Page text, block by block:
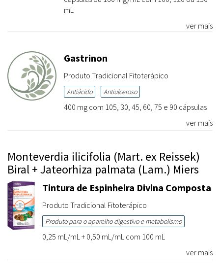
mL
ver mais
Gastrinon
Produto Tradicional Fitoterápico
Antiácido Antiulceroso
400 mg com 105, 30, 45, 60, 75 e 90 cápsulas
ver mais
Monteverdia ilicifolia (Mart. ex Reissek)
Biral + Jateorhiza palmata (Lam.) Miers
Tintura de Espinheira Divina Composta
Produto Tradicional Fitoterápico
Produto para o aparelho digestivo e metabolismo
0,25 mL/mL + 0,50 mL/mL com 100 mL
ver mais